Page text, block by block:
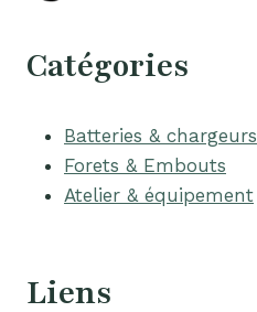
Catégories
Batteries & chargeurs
Forets & Embouts
Atelier & équipement
Liens